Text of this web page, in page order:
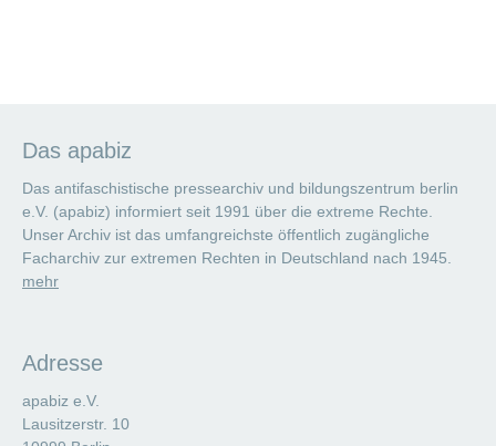
Das apabiz
Das antifaschistische pressearchiv und bildungszentrum berlin
e.V. (apabiz) informiert seit 1991 über die extreme Rechte.
Unser Archiv ist das umfangreichste öffentlich zugängliche
Facharchiv zur extremen Rechten in Deutschland nach 1945.
mehr
Adresse
apabiz e.V.
Lausitzerstr. 10